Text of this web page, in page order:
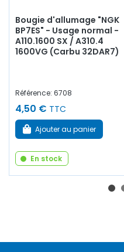
Bougie d'allumage "NGK
BP7ES" - Usage normal -
A110.1600 SX / A310.4
1600VG (Carbu 32DAR7)
Référence: 6708
4,50 € TTC
Ajouter au panier
En stock